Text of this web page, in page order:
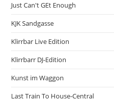
Just Can't GEt Enough
KJK Sandgasse
Klirrbar Live Edition
Klirrbarr DJ-Edition
Kunst im Waggon
Last Train To House-Central